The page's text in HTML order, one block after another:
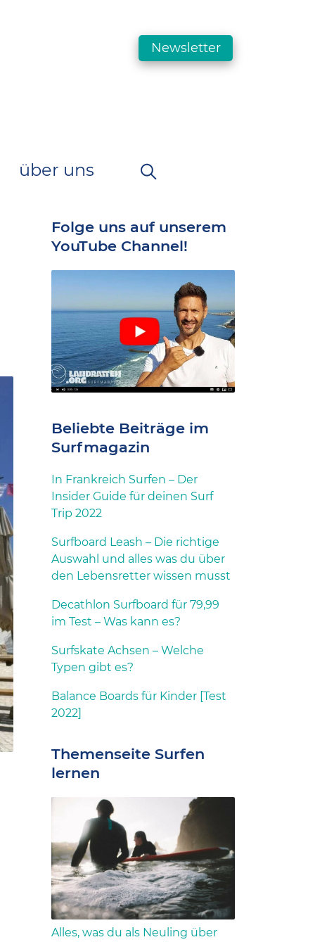
über uns
Newsletter
Folge uns auf unserem
YouTube Channel!
Beliebte Beiträge im
Surfmagazin
In Frankreich Surfen – Der
Insider Guide für deinen Surf
Trip 2022
Surfboard Leash – Die richtige
Auswahl und alles was du über
den Lebensretter wissen musst
Decathlon Surfboard für 79,99
im Test – Was kann es?
Surfskate Achsen – Welche
Typen gibt es?
Balance Boards für Kinder [Test
2022]
Themenseite Surfen
lernen
Alles, was du als Neuling über